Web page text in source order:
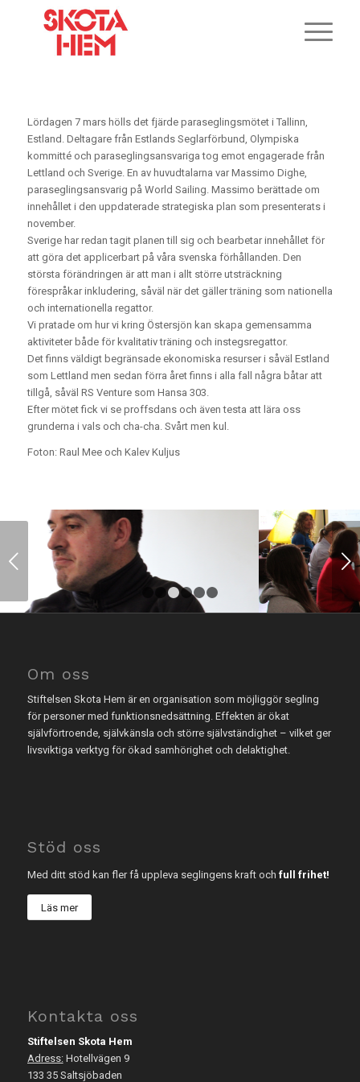
Lördagen 7 mars hölls det fjärde paraseglingsmötet i Tallinn,
Estland. Deltagare från Estlands Seglarförbund, Olympiska
kommitté och paraseglingsansvariga tog emot engagerade från
Lettland och Sverige. En av huvudtalarna var Massimo Dighe,
paraseglingsansvarig på World Sailing. Massimo berättade om
innehållet i den uppdaterade strategiska plan som presenterats i
november.
Sverige har redan tagit planen till sig och bearbetar innehållet för
att göra det applicerbart på våra svenska förhållanden. Den
största förändringen är att man i allt större utsträckning
förespråkar inkludering, såväl när det gäller träning som nationella
och internationella regattor.
Vi pratade om hur vi kring Östersjön kan skapa gemensamma
aktiviteter både för kvalitativ träning och instegsregattor.
Det finns väldigt begränsade ekonomiska resurser i såväl Estland
som Lettland men sedan förra året finns i alla fall några båtar att
tillgå, såväl RS Venture som Hansa 303.
Efter mötet fick vi se proffsdans och även testa att lära oss
grunderna i vals och cha-cha. Svårt men kul.
Foton: Raul Mee och Kalev Kuljus
Nästa
3 4 5 6
Om oss
Stiftelsen Skota Hem är en organisation som möjliggör segling
för personer med funktionsnedsättning. Effekten är ökat
självförtroende, självkänsla och större självständighet – vilket ger
livsviktiga verktyg för ökad samhörighet och delaktighet.
Stöd oss
Med ditt stöd kan fler få uppleva seglingens kraft och full frihet!
Läs mer
Kontakta oss
Stiftelsen Skota Hem
Adress:Hotellvägen 9
133 35 Saltsjöbaden